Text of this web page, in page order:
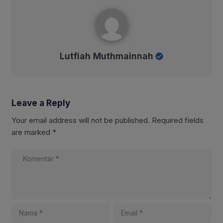
Lutfiah Muthmainnah
Leave a Reply
Your email address will not be published. Required fields
are marked *